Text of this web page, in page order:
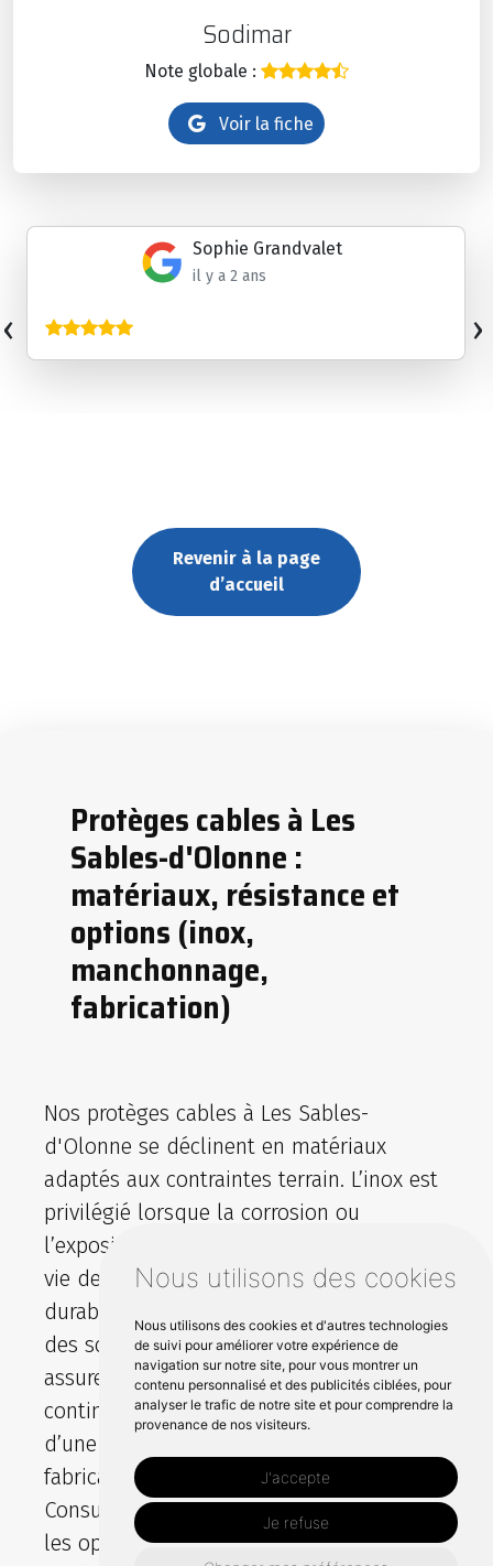
Nous utilisons des cookies
Nous utilisons des cookies et d'autres technologies
de suivi pour améliorer votre expérience de
navigation sur notre site, pour vous montrer un
contenu personnalisé et des publicités ciblées, pour
analyser le trafic de notre site et pour comprendre la
provenance de nos visiteurs.
J'accepte
Je refuse
Sodimar
Note globale :
Voir la fiche
Sophie Grandvalet
il y a 2 ans
‹ ›
Revenir à la page
d’accueil
Protèges cables à Les
Sables-d'Olonne :
matériaux, résistance et
options (inox,
manchonnage,
fabrication)
Nos protèges cables à Les Sables-
d'Olonne se déclinent en matériaux
adaptés aux contraintes terrain. L’inox est
privilégié lorsque la corrosion ou
l’exposition en milieu salin raccourcit la
vie des équipements et protège
durablement les cables. Pour les réseaux,
des solutions dédiées au manchonnage
assurent un maintien net et une
continuité fiable. Chaque produit est issu
d’une sélection rigoureuse ou d’une
fabrication contrôlée dans notre atelier.
Consultez notre catalogue pour comparer
les options et contactez notre bureau par